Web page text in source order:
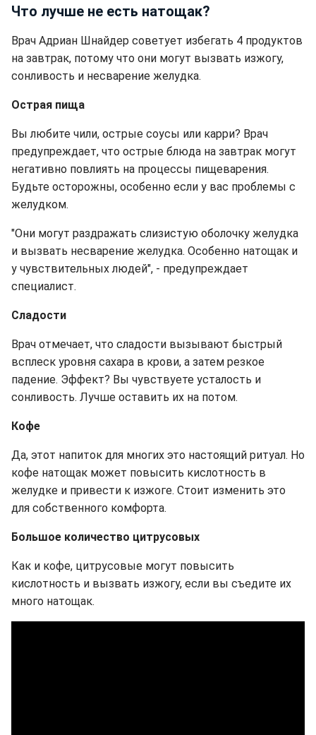
Что лучше не есть натощак?
Врач Адриан Шнайдер советует избегать 4 продуктов
на завтрак, потому что они могут вызвать изжогу,
сонливость и несварение желудка.
Острая пища
Вы любите чили, острые соусы или карри? Врач
предупреждает, что острые блюда на завтрак могут
негативно повлиять на процессы пищеварения.
Будьте осторожны, особенно если у вас проблемы с
желудком.
"Они могут раздражать слизистую оболочку желудка
и вызвать несварение желудка. Особенно натощак и
у чувствительных людей", - предупреждает
специалист.
Сладости
Врач отмечает, что сладости вызывают быстрый
всплеск уровня сахара в крови, а затем резкое
падение. Эффект? Вы чувствуете усталость и
сонливость. Лучше оставить их на потом.
Кофе
Да, этот напиток для многих это настоящий ритуал. Но
кофе натощак может повысить кислотность в
желудке и привести к изжоге. Стоит изменить это
для собственного комфорта.
Большое количество цитрусовых
Как и кофе, цитрусовые могут повысить
кислотность и вызвать изжогу, если вы съедите их
много натощак.